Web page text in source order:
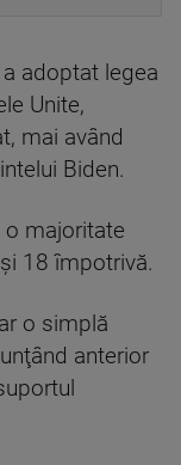
adoptat legea
Unite,
mai având
Biden.
o majoritate
18 împotrivă.
o simplă
anterior